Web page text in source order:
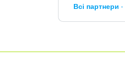
Всі партнери